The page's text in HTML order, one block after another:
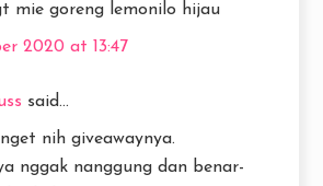
mie goreng lemonilo hijau
2020 at 13:47
said...
nih giveawaynya.
nggak nanggung dan benar-